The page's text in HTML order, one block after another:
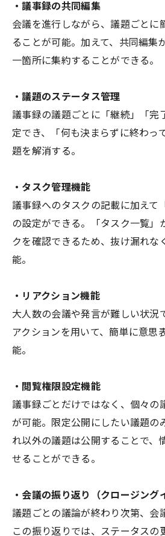
・議事録の共同編集
会議を進行しながら、議題ごとに
ることが可能。加えて、共同編集
一箇所に集約することができる。
・議題のステータス管理
議事録の議題ごとに「継続」「完
定でき、「何も決まらずに終わっ
題を解消する。
・タスク管理機能
議事録へのタスクの記載に加えて
の設定ができる。「タスク一覧」
クを確認できるため、抜け漏れな
能。
・リアクション機能
大人数の会議や発言が難しい状況
アクションを用いて、簡単に意思
能。
・閲覧権限設定機能
議事録ごとだけではなく、個々の
が可能。限定公開にしたい議題の
れ以外の議題は公開することで、
せることができる。
・会議の振り返り（クロージング
議題ごとの議論が終わり次第、会
この振り返りでは、ステータスの